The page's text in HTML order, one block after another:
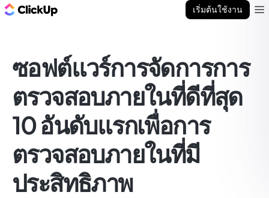
เริ่มต้นใช้งาน
ซอฟต์แวร์การจัดการการ
ตรวจสอบภายในที่ดีที่สุด
10 อันดับแรกเพื่อการ
ตรวจสอบภายในที่มี
ประสิทธิภาพ